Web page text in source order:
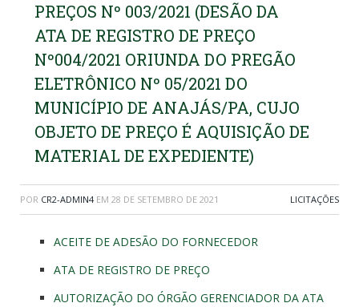
PREÇOS Nº 003/2021 (DESÃO DA
ATA DE REGISTRO DE PREÇO
Nº004/2021 ORIUNDA DO PREGÃO
ELETRÔNICO Nº 05/2021 DO
MUNICÍPIO DE ANAJÁS/PA, CUJO
OBJETO DE PREÇO É AQUISIÇÃO DE
MATERIAL DE EXPEDIENTE)
POR CR2-ADMIN4 EM 28 DE SETEMBRO DE 2021 LICITAÇÕES
ACEITE DE ADESÃO DO FORNECEDOR
ATA DE REGISTRO DE PREÇO
AUTORIZAÇÃO DO ÓRGÃO GERENCIADOR DA ATA